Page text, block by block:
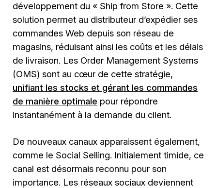
développement du « Ship from Store ». Cette
solution permet au distributeur d’expédier ses
commandes Web depuis son réseau de
magasins, réduisant ainsi les coûts et les délais
de livraison. Les Order Management Systems
(OMS) sont au cœur de cette stratégie,
unifiant les stocks et gérant les commandes
de manière optimale pour répondre
instantanément à la demande du client.
De nouveaux canaux apparaissent également,
comme le Social Selling. Initialement timide, ce
canal est désormais reconnu pour son
importance. Les réseaux sociaux deviennent